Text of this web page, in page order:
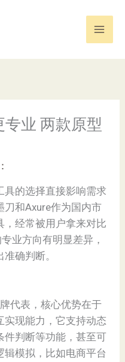
业 两款原型
具的选择直接影响需求
刀和Axure作为国内市
，经常被用户拿来对比
业方向有明显差异，
确判断。
代表，核心优势在于
实现能力，它支持动态
件判断等功能，甚至可
辑模拟，比如电商平台